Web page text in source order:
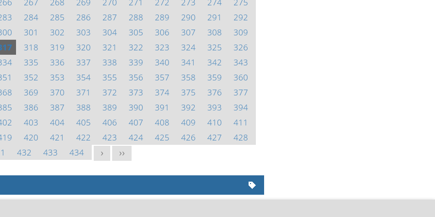
284 285 286 287 288 289 290 291
292
301 302 303 304 305 306 307 308
309
318 319 320 321 322 323 324 325
326
335 336 337 338 339 340 341 342
343
352 353 354 355 356 357 358 359
360
369 370 371 372 373 374 375 376
377
386 387 388 389 390 391 392 393
394
403 404 405 406 407 408 409 410
411
420 421 422 423 424 425 426 427
428
432 433 434 > >>